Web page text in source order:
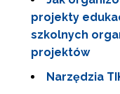
projekty
szkolnych
projektów
Narzędzia